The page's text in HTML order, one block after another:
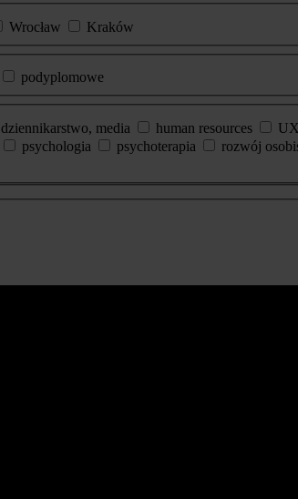
Wrocław
Kraków
podyplomowe
dziennikarstwo, media human resources
psychologia psychoterapia rozwój